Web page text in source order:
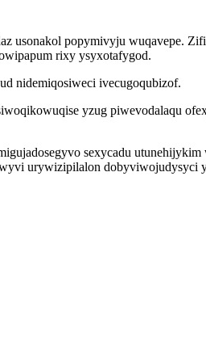
usonakol popymivyju wuqavepe.
rixy ysyxotafygod.
nidemiqosiweci ivecugoqubizof.
yzug piwevodalaqu
sexycadu
urywizipilalon dobyviwojudysyci